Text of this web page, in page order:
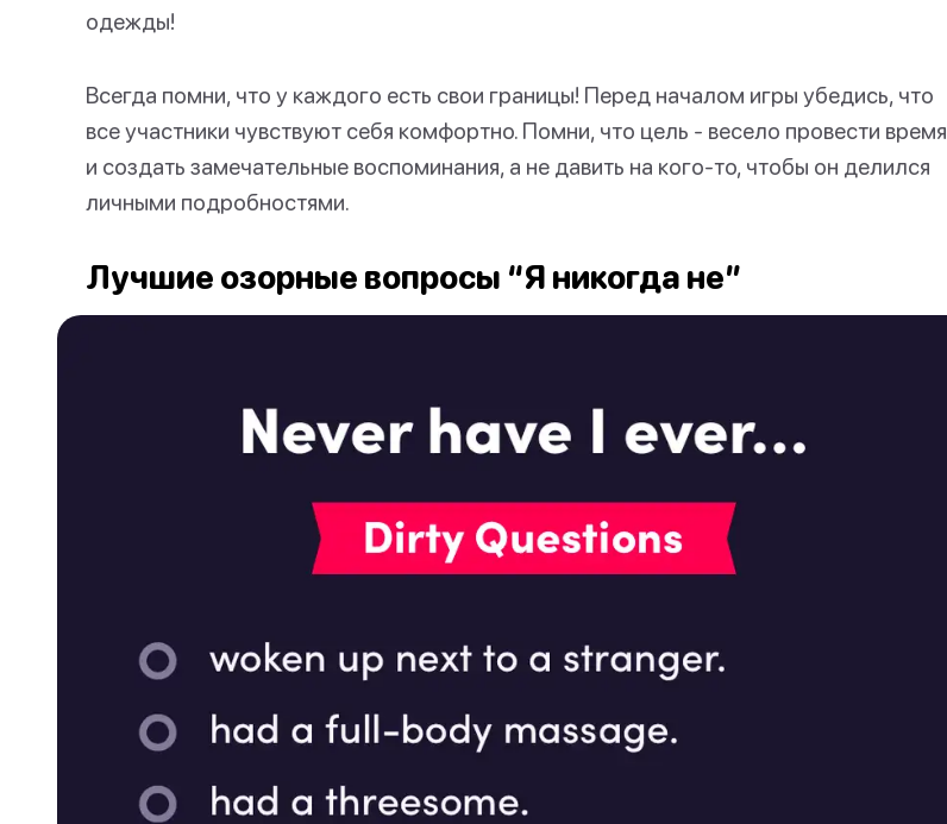
одежды!
Всегда помни, что у каждого есть свои границы! Перед началом игры убедись, что
все участники чувствуют себя комфортно. Помни, что цель - весело провести время
и создать замечательные воспоминания, а не давить на кого-то, чтобы он делился
личными подробностями.
Лучшие озорные вопросы “Я никогда не”